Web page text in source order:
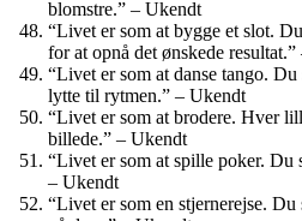
blomstre.” – Ukendt
“Livet er som at bygge et slot.
for at opnå det ønskede
“Livet er som at danse tango.
lytte til rytmen.” – Ukendt
“Livet er som at brodere. Hver
billede.” – Ukendt
“Livet er som at spille poker. Du
– Ukendt
“Livet er som en stjernerejse.